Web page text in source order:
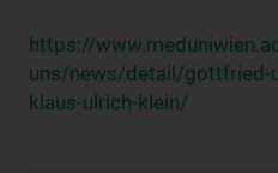
https://
uns/news/detail/gottfried-
klaus-ulrich-klein/